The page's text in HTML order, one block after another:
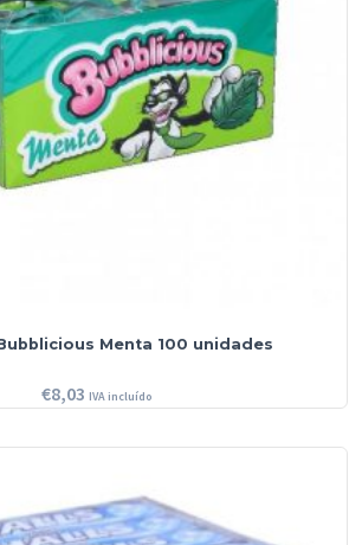
Menta 100 unidades
€8,03 IVA incluído